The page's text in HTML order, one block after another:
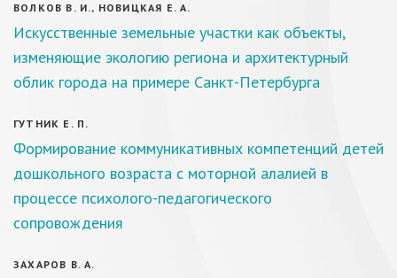
ВОЛКОВ В. И., НОВИЦКАЯ Е. А.
Искусственные земельные участки как объекты,
изменяющие экологию региона и архитектурный
облик города на примере Санкт-Петербурга
ГУТНИК Е. П.
Формирование коммуникативных компетенций детей
дошкольного возраста с моторной алалией в
процессе психолого-педагогического
сопровождения
ЗАХАРОВ В. А.